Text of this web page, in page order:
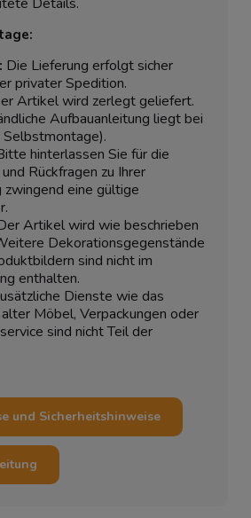
Die Lieferung erfolgt sicher
privater Spedition.
Artikel wird zerlegt geliefert.
Aufbauanleitung liegt bei
hinterlassen Sie für die
Rückfragen zu Ihrer
eine gültige
Artikel wird wie beschrieben
Dekorationsgegenstände
sind nicht im
enthalten.
Dienste wie das
Möbel, Verpackungen oder
sind nicht Teil der
und Sicherheitshinweise